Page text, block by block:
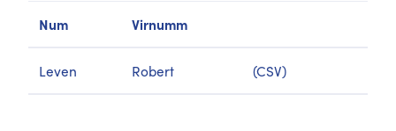
Num Virnumm
Leven Robert (CSV)